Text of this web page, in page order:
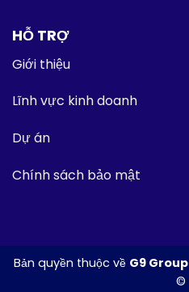
HỖ TRỢ
Giới thiệu
Lĩnh vực kinh doanh
Dự án
Chính sách bảo mật
Bản quyền thuộc về G9 Group
©